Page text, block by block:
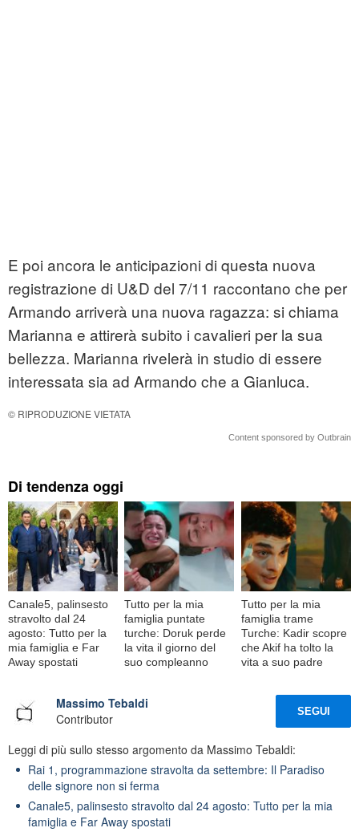
E poi ancora le anticipazioni di questa nuova
registrazione di U&D del 7/11 raccontano che per
Armando arriverà una nuova ragazza: si chiama
Marianna e attirerà subito i cavalieri per la sua
bellezza. Marianna rivelerà in studio di essere
interessata sia ad Armando che a Gianluca.
© RIPRODUZIONE VIETATA
Content sponsored by Outbrain
Di tendenza oggi
Canale5, palinsesto
stravolto dal 24
agosto: Tutto per la
mia famiglia e Far
Away spostati
Tutto per la mia
famiglia puntate
turche: Doruk perde
la vita il giorno del
suo compleanno
Tutto per la mia
famiglia trame
Turche: Kadir scopre
che Akif ha tolto la
vita a suo padre
Massimo Tebaldi
Contributor
SEGUI
Leggi di più sullo stesso argomento da Massimo Tebaldi:
Rai 1, programmazione stravolta da settembre: Il Paradiso
delle signore non si ferma
Canale5, palinsesto stravolto dal 24 agosto: Tutto per la mia
famiglia e Far Away spostati